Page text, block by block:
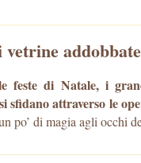
feste di Natale, i
sfidano attraverso le
po’ di magia agli occhi